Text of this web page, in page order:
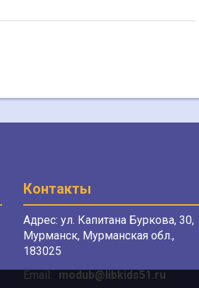
Контакты
Адрес: ул. Капитана Буркова, 30,
Мурманск, Мурманская обл.,
183025
Email: modub@libkids51.ru